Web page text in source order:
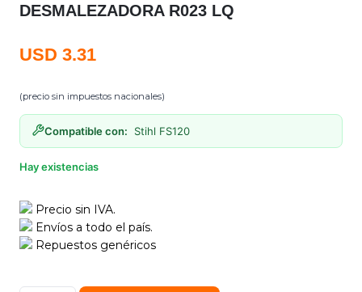
DESMALEZADORA R023 LQ
USD 3.31
(precio sin impuestos nacionales)
Compatible con: Stihl FS120
Hay existencias
Precio sin IVA.
Envíos a todo el país.
Repuestos genéricos